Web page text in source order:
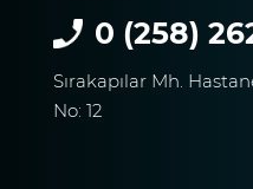
0 (258)
Sırakapılar Mh.
No: 12